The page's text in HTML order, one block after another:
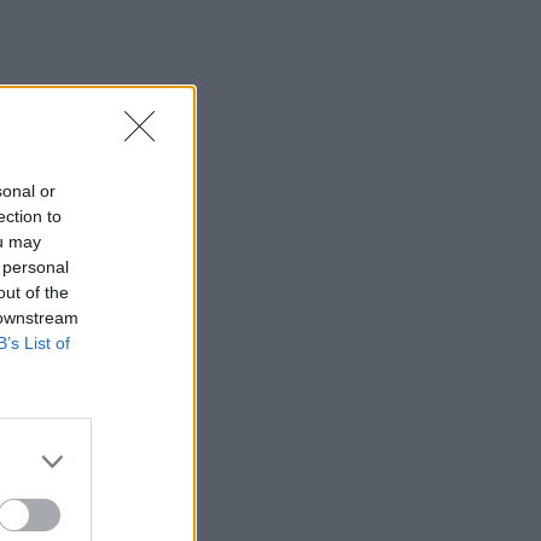
or
to
may
of the
List of